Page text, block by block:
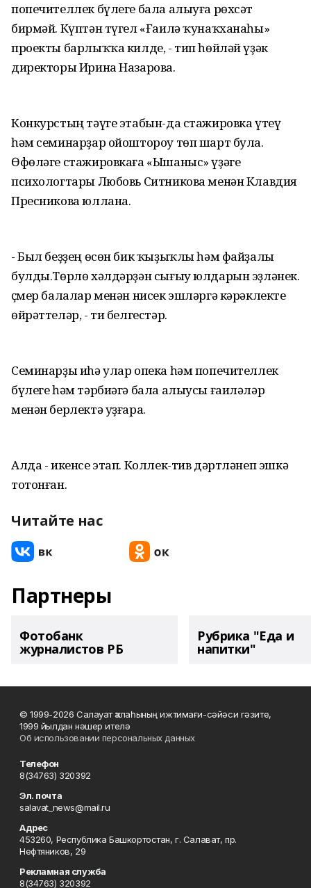
попечителлек бүлеге бала алыуға рөхсәт
бирмәй. Күптән түгел «Ғаилә ҡунаҡханаһы»
проекты барлыҡҡа килде, - тип һөйләй үҙәк
директоры Ирина Назарова.
Конкурстың тәүге этабын-да стажировка үтеү
һәм семинарҙар ойоштороу төп шарт була.
Өфөләге стажировкаға «Ышаныс» үҙәге
психологтары Любовь Ситникова менән Клавдия
Пресникова юллана.
- Был беҙҙең өсөн бик ҡыҙыҡлы һәм файҙалы
булды.Төрлө хәлдәрҙән сығыу юлдарын эҙләнек.
Үҫмер балалар менән нисек эшләргә кәрәклекте
өйрәттеләр, - ти белгестәр.
Семинарҙы иһә улар опека һәм попечителлек
бүлеге һәм тәрбиәгә бала алыусы ғаиләләр
менән берлектә уҙғара.
Алда - икенсе этап. Коллек-тив дәртләнеп эшкә
тотонған.
Читайте нас
Партнеры
Фотобанк
журналистов РБ
Рубрика "Еда и
напитки"
© 1999-2026 Салауат ҡалаһының ижтимағи-сәйәси гәзите,
1999 йылдан нәшер ителә
Об использовании персональных данных
Телефон
8(34763) 320392
Эл. почта
salavat_news@mail.ru
Адрес
453260, Республика Башкортостан, г. Салават, пр.
Нефтяников, 29
Рекламная служба
8(34763) 320392